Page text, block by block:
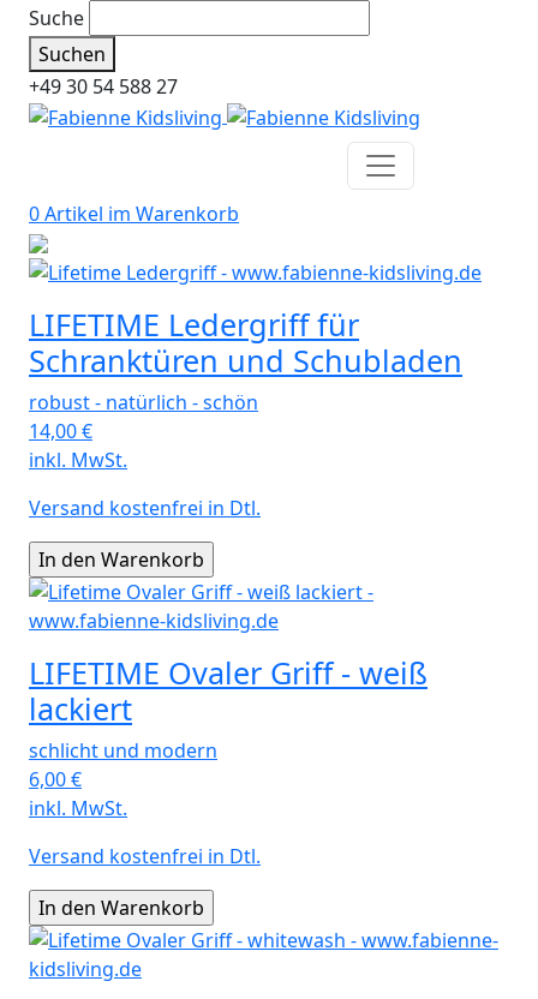
Suche
Suchen
+49 30 54 588 27
0 Artikel im Warenkorb
LIFETIME Ledergriff für
Schranktüren und Schubladen
robust - natürlich - schön
14,00€
inkl. MwSt.
Versand kostenfrei in Dtl.
LIFETIME Ovaler Griff - weiß
lackiert
schlicht und modern
6,00€
inkl. MwSt.
Versand kostenfrei in Dtl.